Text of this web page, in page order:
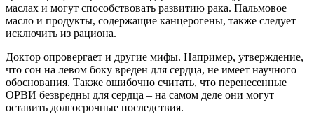
маслах и могут способствовать развитию рака. Пальмовое
масло и продукты, содержащие канцерогены, также следует
исключить из рациона.
Доктор опровергает и другие мифы. Например, утверждение,
что сон на левом боку вреден для сердца, не имеет научного
обоснования. Также ошибочно считать, что перенесенные
ОРВИ безвредны для сердца – на самом деле они могут
оставить долгосрочные последствия.